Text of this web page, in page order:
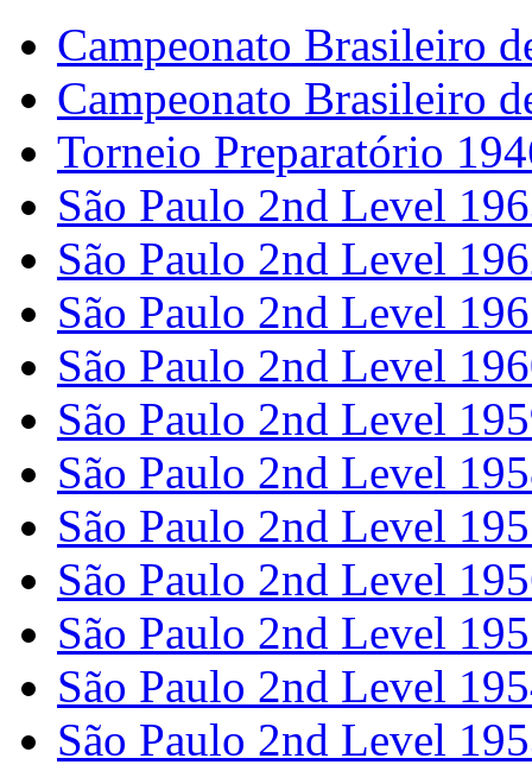
Campeonato Brasileiro
Campeonato Brasileiro
Torneio Preparatório
São Paulo 2nd Level
São Paulo 2nd Level
São Paulo 2nd Level
São Paulo 2nd Level
São Paulo 2nd Level
São Paulo 2nd Level
São Paulo 2nd Level
São Paulo 2nd Level
São Paulo 2nd Level
São Paulo 2nd Level
São Paulo 2nd Level